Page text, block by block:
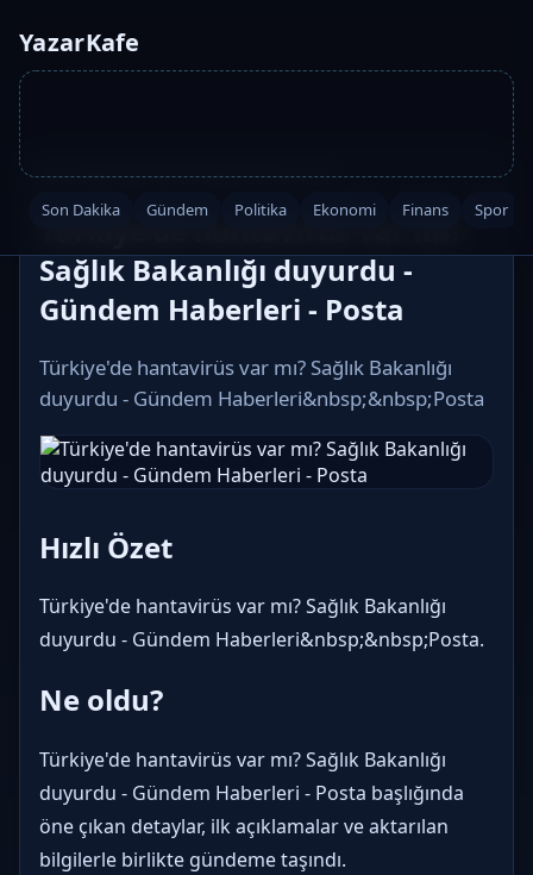
YazarKafe
Son Dakika Gündem Politika Ekonomi Finans Spor
Ana Sayfa·Gündem·2026-05-08 11:40
Sağlık Bakanlığı duyurdu -
Gündem Haberleri - Posta
Türkiye'de hantavirüs var mı? Sağlık Bakanlığı
duyurdu - Gündem Haberleri&nbsp;&nbsp;Posta
Hızlı Özet
Türkiye'de hantavirüs var mı? Sağlık Bakanlığı
duyurdu - Gündem Haberleri&nbsp;&nbsp;Posta.
Ne oldu?
Türkiye'de hantavirüs var mı? Sağlık Bakanlığı
duyurdu - Gündem Haberleri - Posta başlığında
öne çıkan detaylar, ilk açıklamalar ve aktarılan
bilgilerle birlikte gündeme taşındı.